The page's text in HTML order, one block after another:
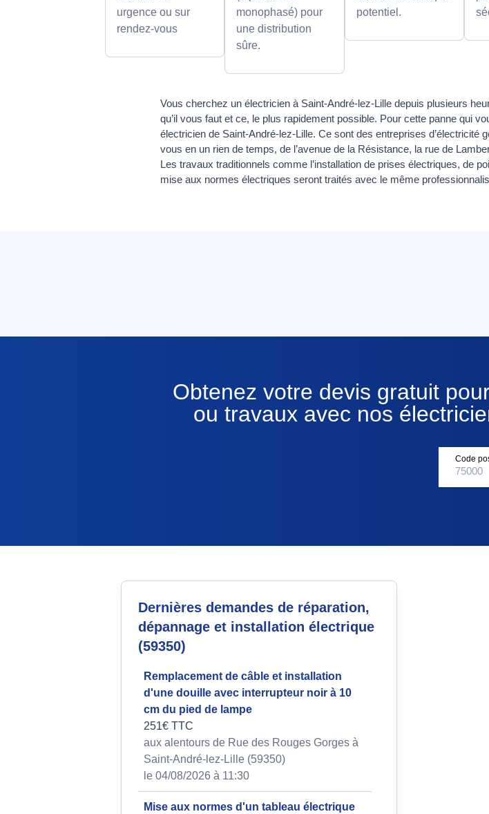
urgence ou sur
rendez-vous
monophasé) pour
une distribution
sûre.
potentiel.
Vous cherchez un électricien à Saint-André-lez-Lille depuis plusieurs
qu’il vous faut et ce, le plus rapidement possible. Pour cette panne qui
électricien de Saint-André-lez-Lille. Ce sont des entreprises
vous en un rien de temps, de l’avenue de la Résistance, la rue de
Les travaux traditionnels comme l’installation de prises électriques, de
mise aux normes électriques seront traités avec le même
Obtenez votre devis gratuit
ou travaux avec nos
Code
Dernières demandes de réparation,
dépannage et installation électrique
(59350)
Remplacement de câble et installation
d'une douille avec interrupteur noir à 10
cm du pied de lampe
251€ TTC
aux alentours de Rue des Rouges Gorges à
Saint-André-lez-Lille (59350)
le 04/08/2026 à 11:30
Mise aux normes d'un tableau électrique